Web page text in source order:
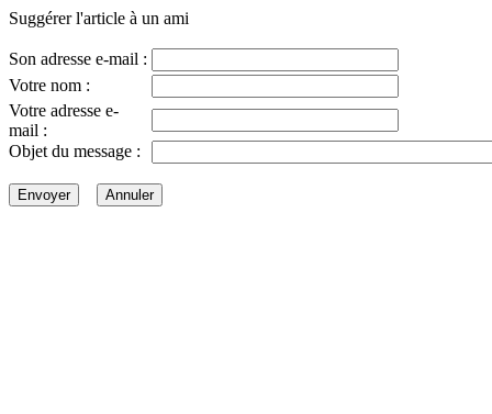
Suggérer l'article à un ami
Son adresse e-mail :
Votre nom :
Votre adresse e-
mail :
Objet du message :